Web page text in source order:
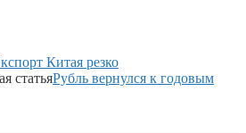
Китая резко
статьяРубль вернулся к годовым